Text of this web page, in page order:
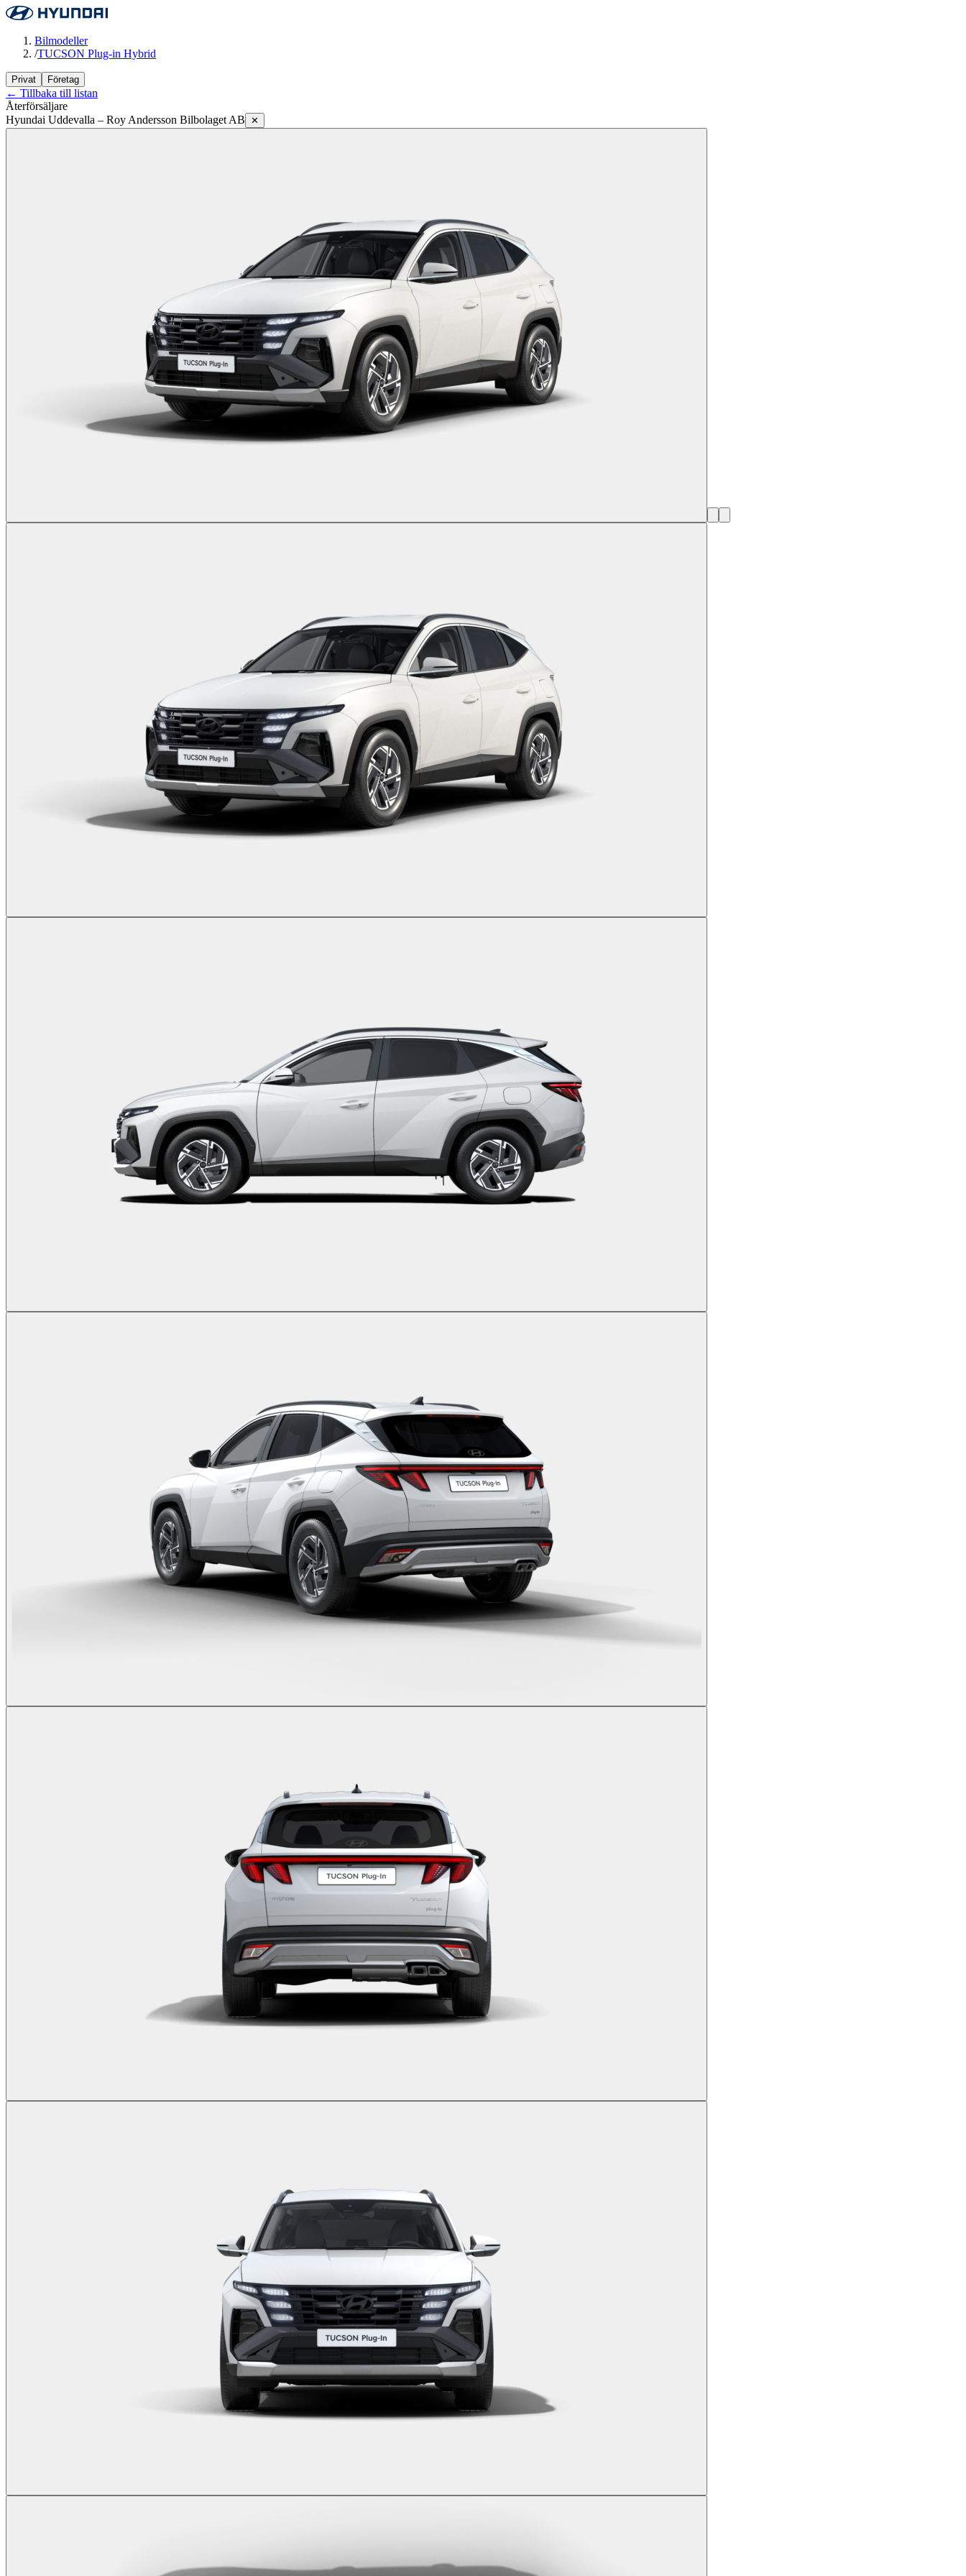
Bilmodeller
/TUCSON Plug-in Hybrid
Privat Företag
← Tillbaka till listan
Återförsäljare
Hyundai Uddevalla – Roy Andersson Bilbolaget AB
✕